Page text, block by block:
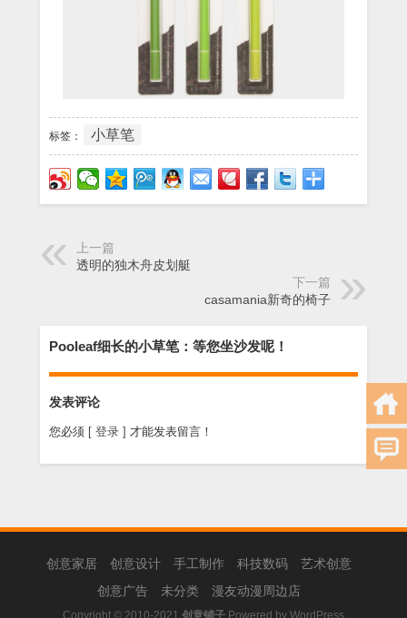
标签： 小草笔
上一篇
透明的独木舟皮划艇
下一篇
casamania新奇的椅子
Pooleaf细长的小草笔：等您坐沙发呢！
发表评论
您必须 [ 登录 ] 才能发表留言！
创意家居 创意设计 手工制作 科技数码
艺术创意
创意广告
未分类 漫友动漫周边店
Copyright © 2010-2021 创意铺子 Powered by WordPress